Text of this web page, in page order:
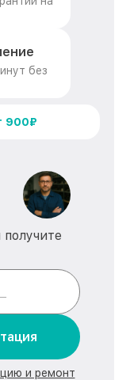
без
900₽
и ремонт